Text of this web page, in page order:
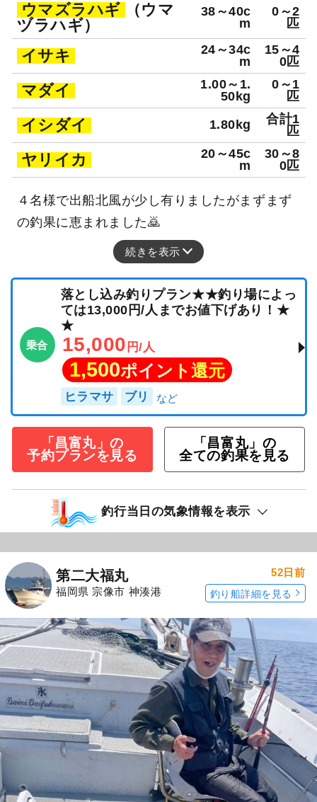
ウマズラハギ
（ウマ
ヅラハギ）
38～40c
m
0～2
匹
イサキ
24～34c
m
15～4
0匹
マダイ
1.00～1.
50kg
0～1
匹
イシダイ 1.80kg
合計1
匹
ヤリイカ
20～45c
m
30～8
0匹
４名様で出船北風が少し有りましたがまずまず
の釣果に恵まれました🙇
続きを表示
乗合
落とし込み釣りプラン★★釣り場によっ
ては13,000円/人までお値下げあり！★
★
15,000 円/人
1,500ポイント還元
ヒラマサ ブリ
「昌富丸」の
予約プランを見る
「昌富丸」の
全ての釣果を見る
釣行当日の気象情報を表示
第二大福丸
福岡県 宗像市 神湊港
52日前
釣り船詳細を見る